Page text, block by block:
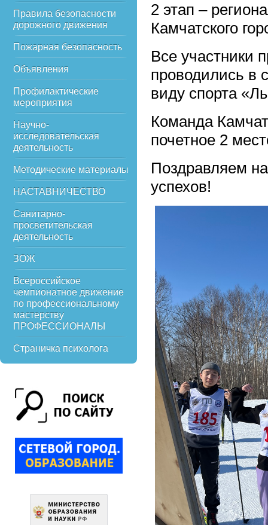
Правила безопасности
дорожного движения
Пожарная безопасность
Объявления
Профилактические
мероприятия
Научно-
исследовательская
деятельность
Методические материалы
НАСТАВНИЧЕСТВО
Санитарно-
просветительская
деятельность
ЗОЖ
Всероссийское
чемпионатное движение
по профессиональному
мастерству
ПРОФЕССИОНАЛЫ
Страничка психолога
2 этап –
Камчатского
Все участники
проводились в
виду спорта
Команда
почетное 2
Поздравляем
успехов!